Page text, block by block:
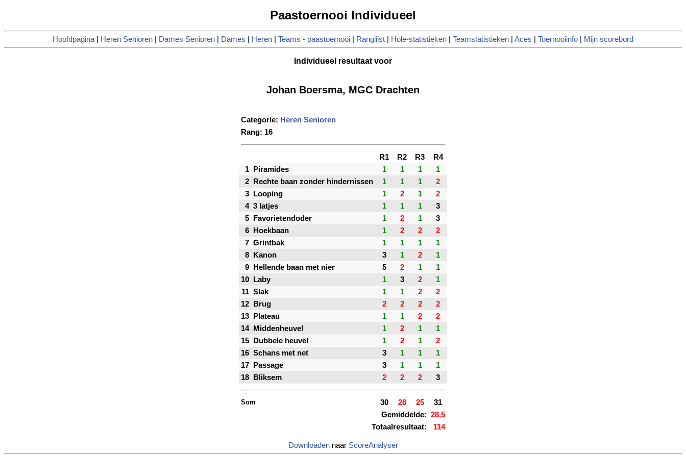
Paastoernooi Individueel
Hoofdpagina| Heren Senioren Dames Senioren Dames Heren Teams - paastoernooi Ranglijst Hole-statistieken Teamstatistieken Aces Toernooiinfo Mijn scorebord
Individueel resultaat voor
Johan Boersma, MGC Drachten
Categorie: Heren Senioren
Rang: 16
R1 R2 R3
R4
1
Piramides 1 1 1
1
2
Rechte baan zonder hindernissen 1 1 1
2
3
Looping 1 2 1
2
4 3 latjes 1 1 1
3
5
Favorietendoder 1 2 1
3
6
Hoekbaan 1 2 2
2
7 Grintbak 1 1 1
1
8
Kanon 3 1 2
1
9
Hellende baan met nier 5 2 1
1
10
Laby 1 3 2
1
11 Slak 1 1 2
2
12
Brug 2 2 2
2
13
Plateau 1 1 2
2
14
Middenheuvel 1 2 1
1
15
Dubbele heuvel 1 2 1
2
16 Schans met net 3 1 1
1
17
Passage 3 1 1
1
18
Bliksem 2 2 2 3
Som 30 28 25
31
Gemiddelde: 28,5
Totaalresultaat:
114
Downloadennaar ScoreAnalyser